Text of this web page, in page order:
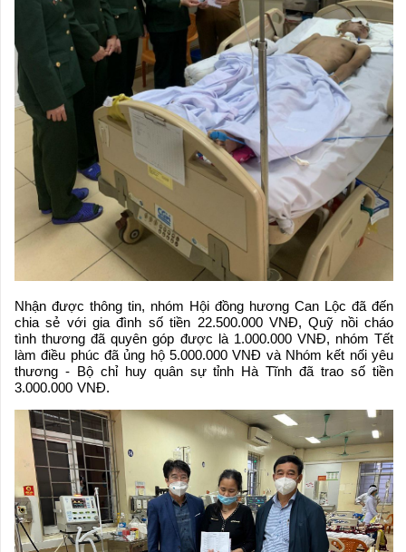
Nhận được thông tin, nhóm Hội đồng hương Can Lộc đã đến
chia sẻ với gia đình số tiền 22.500.000 VNĐ, Quỹ nồi cháo
tình thương đã quyên góp được là 1.000.000 VNĐ, nhóm Tết
làm điều phúc đã ủng hộ 5.000.000 VNĐ và Nhóm kết nối yêu
thương - Bộ chỉ huy quân sự tỉnh Hà Tĩnh đã trao số tiền
3.000.000 VNĐ.